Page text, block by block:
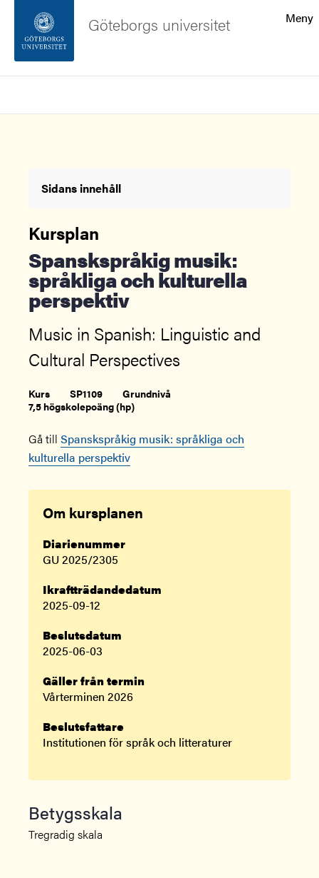
Sidfoten
Meny
Göteborgs universitet
Sidans innehåll
Kursplan
Spanskspråkig musik:
språkliga och kulturella
perspektiv
Music in Spanish: Linguistic and
Cultural Perspectives
Kurs SP1109
Grundnivå
7,5 högskolepoäng (hp)
Gå till Spanskspråkig musik: språkliga och
kulturella perspektiv
Om kursplanen
Diarienummer
GU 2025/2305
Ikraftträdandedatum
2025-09-12
Beslutsdatum
2025-06-03
Gäller från termin
Vårterminen 2026
Beslutsfattare
Institutionen för språk och litteraturer
Betygsskala
Tregradig skala